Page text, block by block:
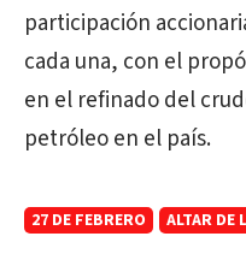
participación
cada una, con el
en el refinado del
petróleo en el país.
27 DE FEBRERO ALTAR DE